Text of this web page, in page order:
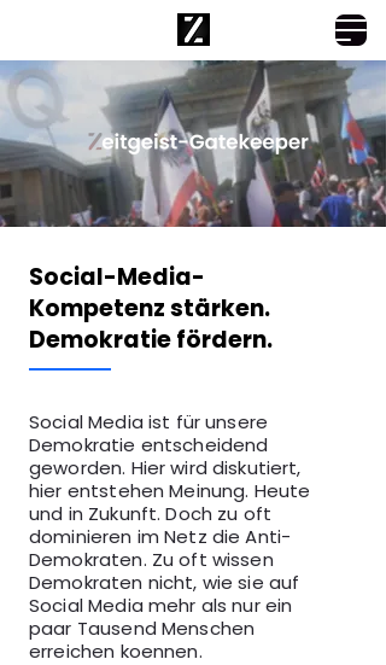
Social-Media-
Kompetenz stärken.
Demokratie fördern.
Social Media ist für unsere
Demokratie entscheidend
geworden. Hier wird diskutiert,
hier entstehen Meinung. Heute
und in Zukunft. Doch zu oft
dominieren im Netz die Anti-
Demokraten. Zu oft wissen
Demokraten nicht, wie sie auf
Social Media mehr als nur ein
paar Tausend Menschen
erreichen koennen.